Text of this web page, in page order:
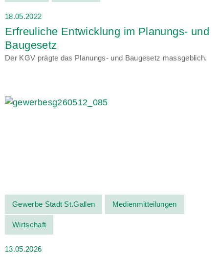
18.05.2022
Erfreuliche Entwicklung im Planungs- und
Baugesetz
Der KGV prägte das Planungs- und Baugesetz massgeblich.
Gewerbe Stadt St.Gallen Medienmitteilungen
Wirtschaft
13.05.2026